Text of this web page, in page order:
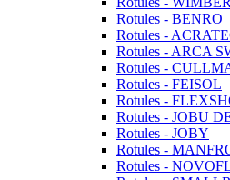
Rotules - BENRO
Rotules -
Rotules - ARCA
Rotules -
Rotules - FEISOL
Rotules -
Rotules - JOBU
Rotules - JOBY
Rotules -
Rotules -